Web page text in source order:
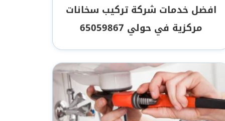
افضل خدمات شركة تركيب سخانات
مركزية في حولي‏ 65059867